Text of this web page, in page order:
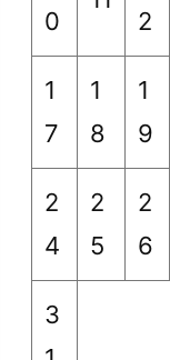
0
2
1
7
1
8
1
9
2
4
2
5
2
6
3